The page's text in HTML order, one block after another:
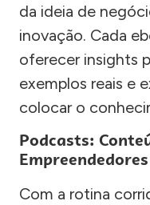
da ideia de
inovação. Cada
oferecer insights
exemplos reais e
colocar o
Podcasts:
Com a rotina